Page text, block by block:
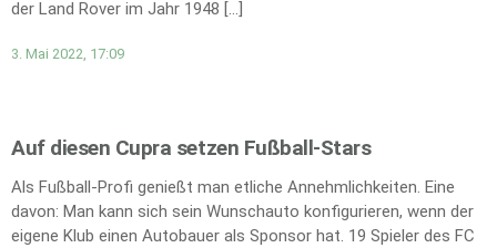
der Land Rover im Jahr 1948 […]
3. Mai 2022, 17:09
Auf diesen Cupra setzen Fußball-Stars
Als Fußball-Profi genießt man etliche Annehmlichkeiten. Eine
davon: Man kann sich sein Wunschauto konfigurieren, wenn der
eigene Klub einen Autobauer als Sponsor hat. 19 Spieler des FC